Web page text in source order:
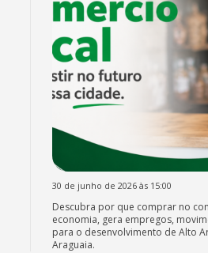
30 de junho de 2026 às 15:00
Descubra por que comprar no
economia, gera empregos,
para o desenvolvimento de Alto
Araguaia.